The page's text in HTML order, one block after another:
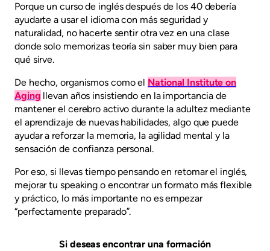
Porque un curso de inglés después de los 40 debería
ayudarte a usar el idioma con más seguridad y
naturalidad, no hacerte sentir otra vez en una clase
donde solo memorizas teoría sin saber muy bien para
qué sirve.
De hecho, organismos como el National Institute on
Aging llevan años insistiendo en la importancia de
mantener el cerebro activo durante la adultez mediante
el aprendizaje de nuevas habilidades, algo que puede
ayudar a reforzar la memoria, la agilidad mental y la
sensación de confianza personal.
Por eso, si llevas tiempo pensando en retomar el inglés,
mejorar tu speaking o encontrar un formato más flexible
y práctico, lo más importante no es empezar
“perfectamente preparado”.
Si deseas encontrar una formación